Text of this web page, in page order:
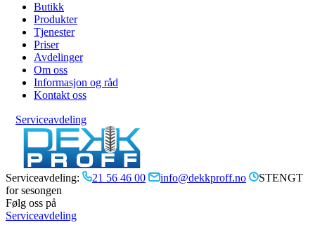
Butikk
Produkter
Tjenester
Priser
Avdelinger
Om oss
Informasjon og råd
Kontakt oss
Serviceavdeling
Serviceavdeling: 21 56 46 00 info@dekkproff.no
STENGT
for sesongen
Følg oss på
Serviceavdeling